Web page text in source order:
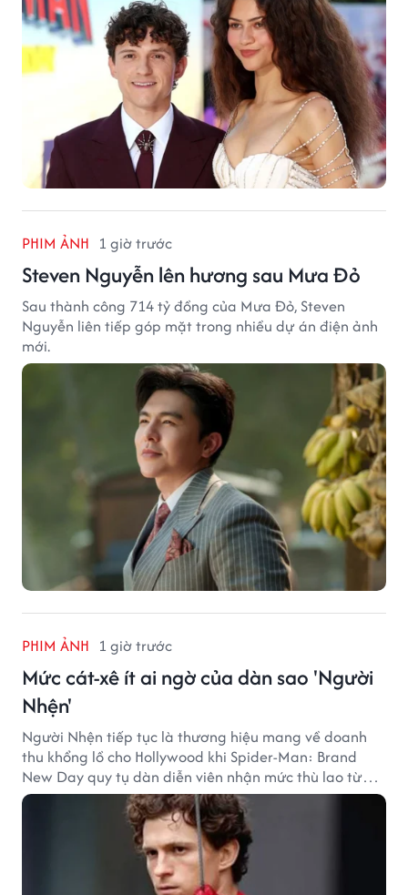
PHIM ẢNH 1 giờ trước
Steven Nguyễn lên hương sau Mưa Đỏ
Sau thành công 714 tỷ đồng của Mưa Đỏ, Steven
Nguyễn liên tiếp góp mặt trong nhiều dự án điện ảnh
mới.
PHIM ẢNH 1 giờ trước
Mức cát-xê ít ai ngờ của dàn sao 'Người
Nhện'
Người Nhện tiếp tục là thương hiệu mang về doanh
thu khổng lồ cho Hollywood khi Spider-Man: Brand
New Day quy tụ dàn diễn viên nhận mức thù lao từ
hàng chục đến hàng trăm tỷ đồng. Thành công phòng
vé của bộ phim cũng giúp nhiều ngôi sao sở hữu khoản
thu nhập đáng mơ ước.